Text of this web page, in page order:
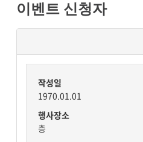
이벤트 신청자
작성일
1970.01.01
행사장소
층